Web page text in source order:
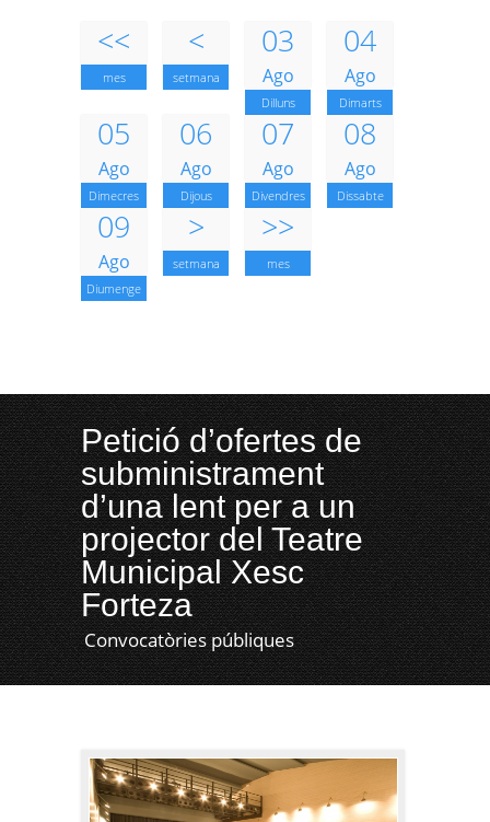
<<
mes
<
setmana
03
Ago
Dilluns
04
Ago
Dimarts
05
Ago
Dimecres
06
Ago
Dijous
07
Ago
Divendres
08
Ago
Dissabte
09
Ago
Diumenge
>
setmana
>>
mes
Petició d’ofertes de
subministrament
d’una lent per a un
projector del Teatre
Municipal Xesc
Forteza
Convocatòries públiques